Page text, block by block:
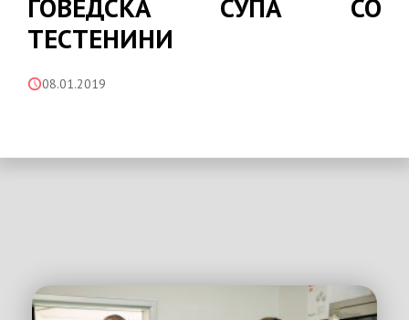
ГОВЕДСКА СУПА СО
ТЕСТЕНИНИ
08.01.2019